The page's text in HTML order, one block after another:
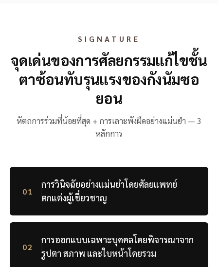
SIGNATURE
จุดเด่นของการศัลยกรรมแก้ไขชั้น
ตาซ้อนทับรุนแรงของกังนัมซอ
ยอน
หัตถการร่วมที่น้อยที่สุด + การเลาะพังผืดอย่างแม่นยำ — 3
หลักการ
01
การวินิจฉัยอย่างแม่นยำโดยศัลยแพทย์
ตกแต่งผู้เชี่ยวชาญ
02
การออกแบบเฉพาะบุคคลโดยพิจารณาจาก
รูปตา สภาพ และใบหน้าโดยรวม